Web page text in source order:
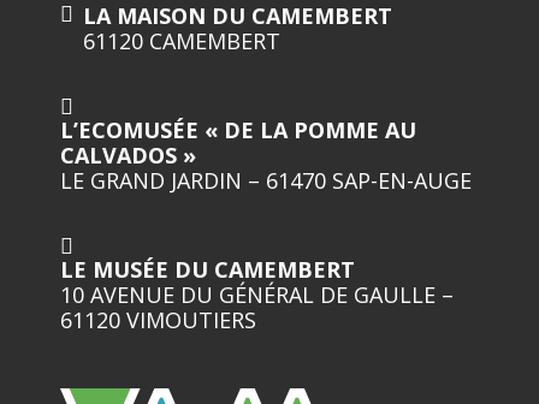
LA MAISON DU CAMEMBERT
61120 CAMEMBERT
L’ECOMUSÉE « DE LA POMME AU
CALVADOS »
LE GRAND JARDIN – 61470 SAP-EN-AUGE
LE MUSÉE DU CAMEMBERT
10 AVENUE DU GÉNÉRAL DE GAULLE –
61120 VIMOUTIERS